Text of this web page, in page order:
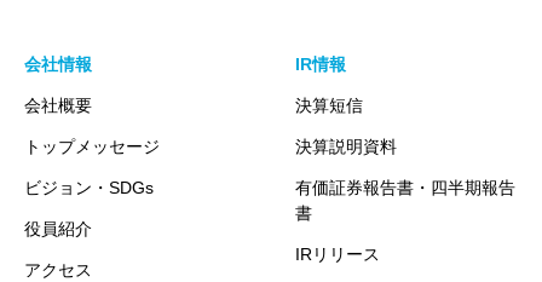
会社情報
会社概要
トップメッセージ
ビジョン・SDGs
役員紹介
アクセス
IR情報
決算短信
決算説明資料
有価証券報告書・四半期報告
書
IRリリース